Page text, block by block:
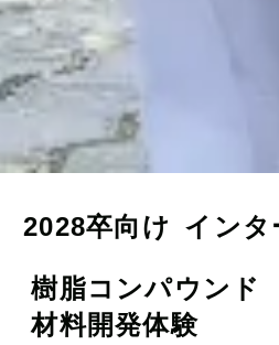
2028卒向け インタ
樹脂コンパウンド
材料開発体験